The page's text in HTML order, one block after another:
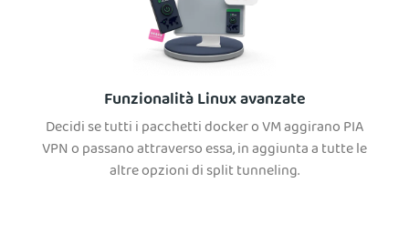
Funzionalità Linux avanzate
Decidi se tutti i pacchetti docker o VM aggirano PIA
VPN o passano attraverso essa, in aggiunta a tutte le
altre opzioni di split tunneling.